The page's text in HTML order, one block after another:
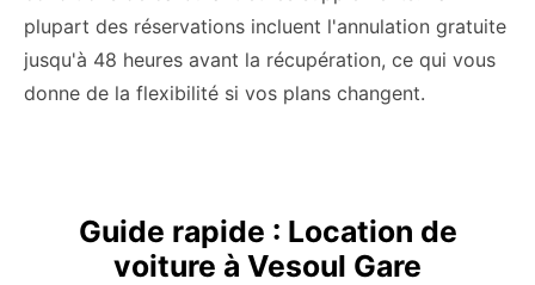
plupart des réservations incluent l'annulation gratuite
jusqu'à 48 heures avant la récupération, ce qui vous
donne de la flexibilité si vos plans changent.
Guide rapide : Location de
voiture à Vesoul Gare